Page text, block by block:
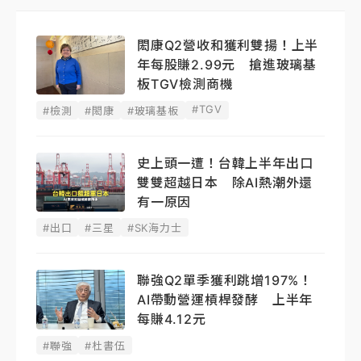
閎康Q2營收和獲利雙揚！上半
年每股賺2.99元 搶進玻璃基
板TGV檢測商機
#檢測 #閎康 #玻璃基板 #TGV
史上頭一遭！台韓上半年出口
雙雙超越日本 除AI熱潮外還
有一原因
#出口 #三星 #SK海力士
聯強Q2單季獲利跳增197%！
AI帶動營運槓桿發酵 上半年
每賺4.12元
#聯強 #杜書伍